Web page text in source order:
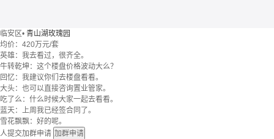
临安区• 青山湖玫瑰园
均价： 420万元/套
英雄：我去看过，很齐全。
牛转乾坤：这个楼盘价格波动大么？
回忆：我建议你们去楼盘看看。
大头：也可以直接咨询置业管家。
吃了么：什么时候大家一起去看看。
蓝天：上周我已经签合同了。
雪花飘飘：好的呢。
人提交加群申请 加群申请